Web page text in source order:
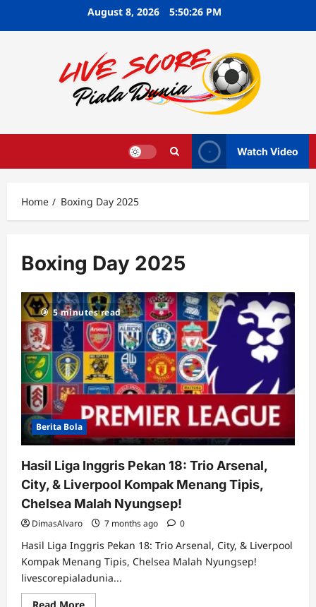
August 8, 2026 5:50:27 PM
Watch Video
Home Boxing Day 2025
Boxing Day 2025
5 minutes read
Berita Bola
Hasil Liga Inggris Pekan 18: Trio Arsenal,
City, & Liverpool Kompak Menang Tipis,
Chelsea Malah Nyungsep!
DimasAlvaro 7 months ago 0
Hasil Liga Inggris Pekan 18: Trio Arsenal, City, & Liverpool
Kompak Menang Tipis, Chelsea Malah Nyungsep!
livescorepialadunia...
Read